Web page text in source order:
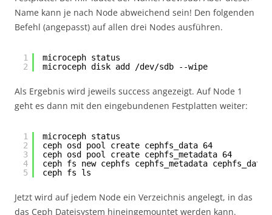
Name kann je nach Node abweichend sein! Den folgenden
Befehl (angepasst) auf allen drei Nodes ausführen.
1
2
microceph status
microceph disk add /dev/sdb --wipe
Als Ergebnis wird jeweils success angezeigt. Auf Node 1
geht es dann mit den eingebundenen Festplatten weiter:
1
2
3
4
5
microceph status
ceph osd pool create cephfs_data 64
ceph osd pool create cephfs_metadata 64
ceph fs new cephfs cephfs_metadata cephfs_data
ceph fs ls
Jetzt wird auf jedem Node ein Verzeichnis angelegt, in das
das Ceph Dateisystem hineingemountet werden kann.